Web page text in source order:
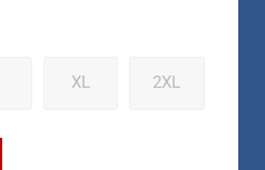
XL 2XL